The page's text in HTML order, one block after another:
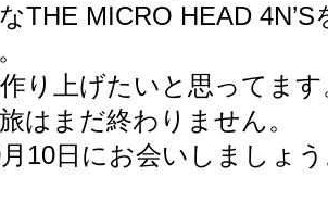
THE MICRO HEAD
り上げたいと思ってます
はまだ終わりません。
10日にお会いしましょ